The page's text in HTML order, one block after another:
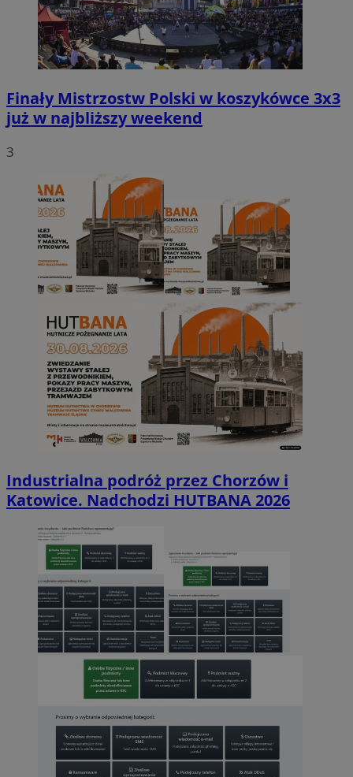
Finały Mistrzostw Polski w koszykówce 3x3
już w najbliższy weekend
3
Industrialna podróż przez Chorzów i
Katowice. Nadchodzi HUTBANA 2026